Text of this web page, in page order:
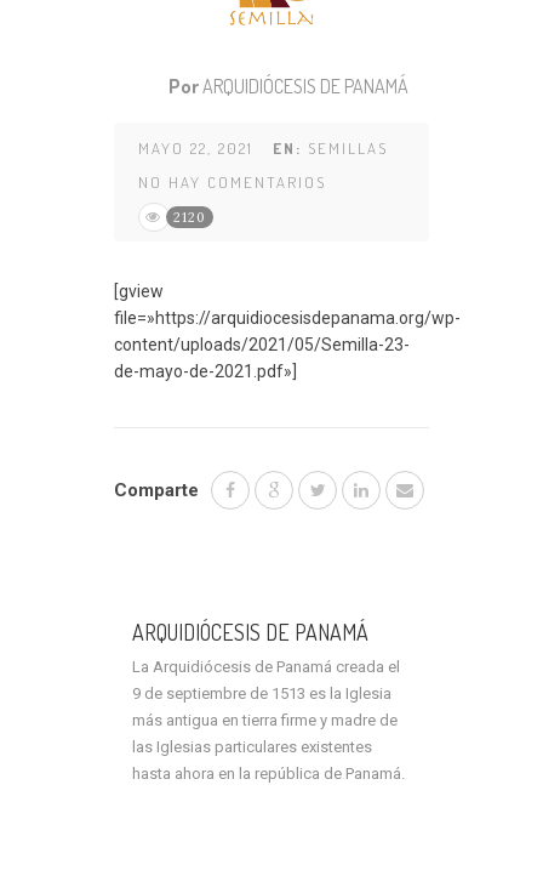
PorARQUIDIÓCESIS DE PANAMÁ
MAYO 22, 2021 EN: SEMILLAS
NO HAY COMENTARIOS
2120
[gview
file=»https://arquidiocesisdepanama.org/wp-
content/uploads/2021/05/Semilla-23-
de-mayo-de-2021.pdf»]
Comparte
ARQUIDIÓCESIS DE PANAMÁ
La Arquidiócesis de Panamá creada el
9 de septiembre de 1513 es la Iglesia
más antigua en tierra firme y madre de
las Iglesias particulares existentes
hasta ahora en la república de Panamá.